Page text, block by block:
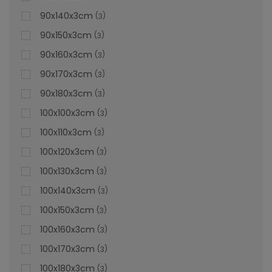
solicita una personalizată pe pagina de
la comandă.
996,47
90x140x3cm 3
90x150x3cm 3
90x160x3cm 3
90x170x3cm 3
90x180x3cm 3
100x100x3cm 3
100x110x3cm 3
100x120x3cm 3
100x130x3cm 3
100x140x3cm 3
100x150x3cm 3
100x160x3cm 3
100x170x3cm 3
100x180x3cm 3